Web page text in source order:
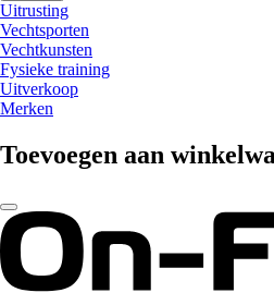
Uitrusting
Vechtsporten
Vechtkunsten
Fysieke training
Uitverkoop
Merken
Toevoegen aan